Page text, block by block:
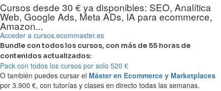
Cursos desde 30 € ya disponibles: SEO, Analítica
Web, Google Ads, Meta ADs, IA para ecommerce,
Amazon...
Acceder a cursos.ecommaster.es
Bundle con todos los cursos, con más de 55 horas de
contenidos actualizados:
Pack con todos los cursos por solo 520 €
O también puedes cursar el Máster en Ecommerce y Marketplaces
por 3.900 €, con tutorías y clases en directo todas las semanas.